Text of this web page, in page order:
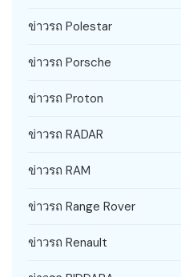
ข่าวรถ Polestar
ข่าวรถ Porsche
ข่าวรถ Proton
ข่าวรถ RADAR
ข่าวรถ RAM
ข่าวรถ Range Rover
ข่าวรถ Renault